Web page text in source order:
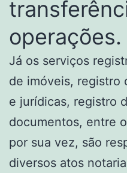
operações.
Já os serviços
de imóveis, registro
e jurídicas, registro
documentos, entre
por sua vez, são
diversos atos